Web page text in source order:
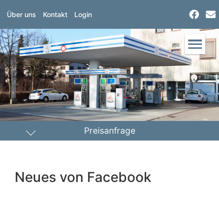
Über uns Kontakt Login
Preisanfrage
PLZ Lieferort
Neues von Facebook